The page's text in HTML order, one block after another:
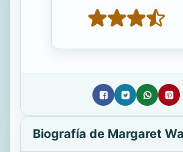
Biografía de Margaret